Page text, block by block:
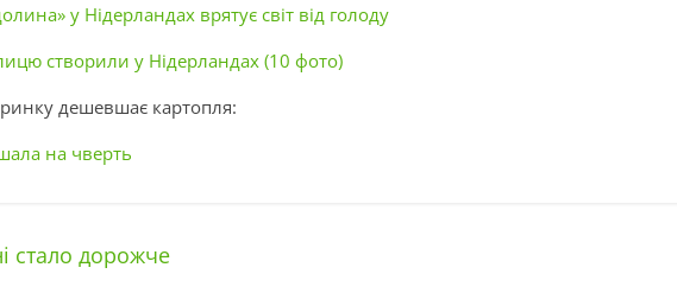
у Нідерландах врятує світ від голоду
створили у Нідерландах (10 фото)
дешевшає картопля:
на чверть
стало дорожче